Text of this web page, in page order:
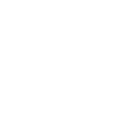
рецепция